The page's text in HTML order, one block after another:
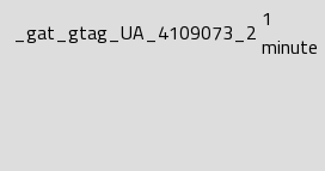
_gat_gtag_UA_4109073_2 1
minute